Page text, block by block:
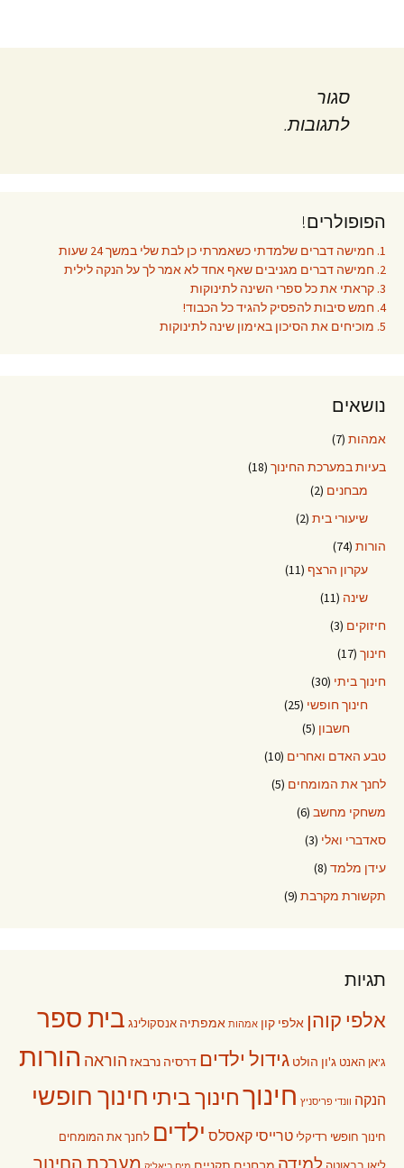
סגור
לתגובות.
הפופולרים!
1. חמישה דברים שלמדתי כשאמרתי כן לבת שלי במשך 24 שעות
2. חמישה דברים מגניבים שאף אחד לא אמר לך על הנקה לילית
3. קראתי את כל ספרי השינה לתינוקות
4. חמש סיבות להפסיק להגיד כל הכבוד!
5. מוכיחים את הסיכון באימון שינה לתינוקות
נושאים
אמהות (7)
בעיות במערכת החינוך (18)
מבחנים (2)
שיעורי בית (2)
הורות (74)
עקרון הרצף (11)
שינה (11)
חיזוקים (3)
חינוך (17)
חינוך ביתי (30)
חינוך חופשי (25)
חשבון (5)
טבע האדם ואחרים (10)
לחנך את המומחים (5)
משחקי מחשב (6)
סאדברי ואלי (3)
עידן מלמד (8)
תקשורת מקרבת (9)
תגיות
אלפי קוהן אלפי קון אמהות אמפתיה אנסקולינג בית ספר
ג'אן האנט ג'ון הולט גידול ילדים דרסיה נרבאז הוראה הורות
הנקה וונדי פריסניץ חינוךחינוך ביתי חינוך חופשי
חינוך חופשי רדיקלי טרייסי קאסלס ילדים לחנך את המומחים
למידה